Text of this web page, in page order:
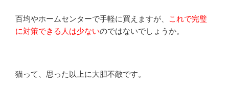
百均やホームセンターで手軽に買えますが、
これで完璧
に対策できる人は少ないのではないでしょうか。
猫って、思った以上に大胆不敵です。